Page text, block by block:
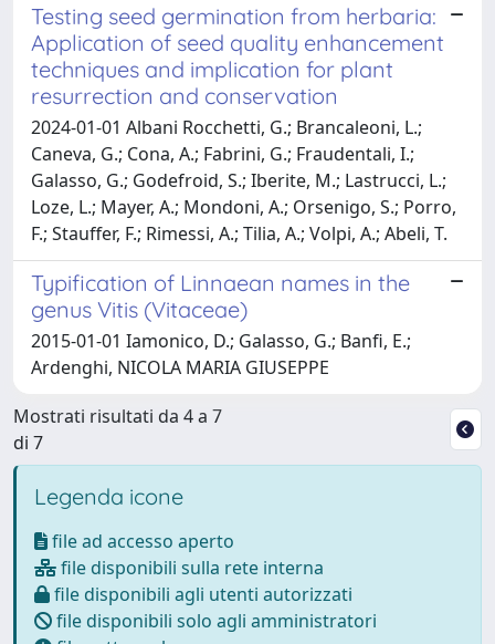
Testing seed germination from herbaria:
Application of seed quality enhancement
techniques and implication for plant
resurrection and conservation
2024-01-01 Albani Rocchetti, G.; Brancaleoni, L.;
Caneva, G.; Cona, A.; Fabrini, G.; Fraudentali, I.;
Galasso, G.; Godefroid, S.; Iberite, M.; Lastrucci, L.;
Loze, L.; Mayer, A.; Mondoni, A.; Orsenigo, S.; Porro,
F.; Stauffer, F.; Rimessi, A.; Tilia, A.; Volpi, A.; Abeli, T.
Typification of Linnaean names in the
genus Vitis (Vitaceae)
2015-01-01 Iamonico, D.; Galasso, G.; Banfi, E.;
Ardenghi, NICOLA MARIA GIUSEPPE
Mostrati risultati da 4 a 7
di 7
Legenda icone
file ad accesso aperto
file disponibili sulla rete interna
file disponibili agli utenti autorizzati
file disponibili solo agli amministratori